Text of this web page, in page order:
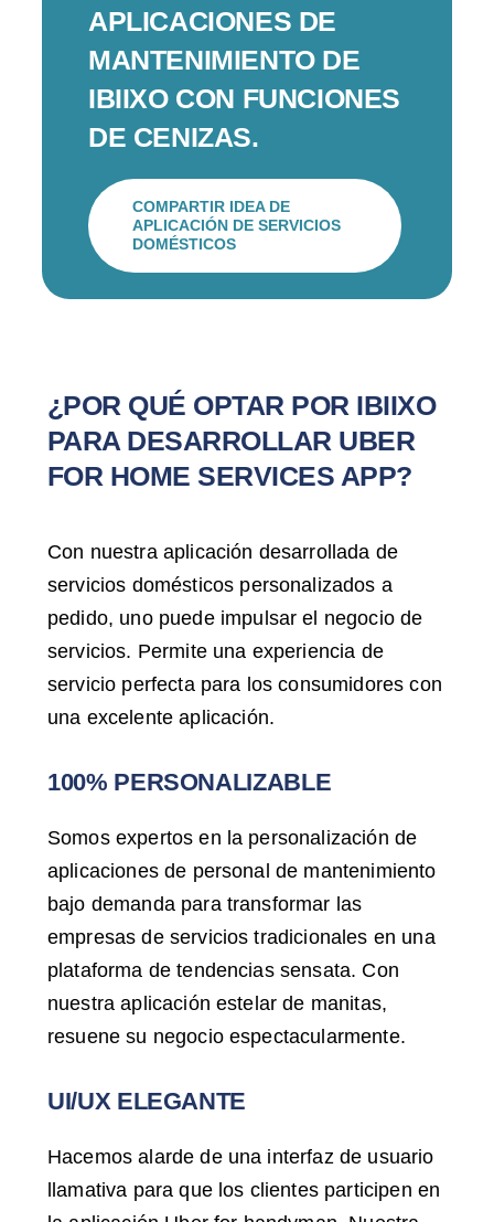
APLICACIONES DE
MANTENIMIENTO DE
IBIIXO CON FUNCIONES
DE CENIZAS.
COMPARTIR IDEA DE
APLICACIÓN DE SERVICIOS
DOMÉSTICOS
¿POR QUÉ OPTAR POR IBIIXO
PARA DESARROLLAR UBER
FOR HOME SERVICES APP?
Con nuestra aplicación desarrollada de
servicios domésticos personalizados a
pedido, uno puede impulsar el negocio de
servicios. Permite una experiencia de
servicio perfecta para los consumidores con
una excelente aplicación.
100% PERSONALIZABLE
Somos expertos en la personalización de
aplicaciones de personal de mantenimiento
bajo demanda para transformar las
empresas de servicios tradicionales en una
plataforma de tendencias sensata. Con
nuestra aplicación estelar de manitas,
resuene su negocio espectacularmente.
UI/UX ELEGANTE
Hacemos alarde de una interfaz de usuario
llamativa para que los clientes participen en